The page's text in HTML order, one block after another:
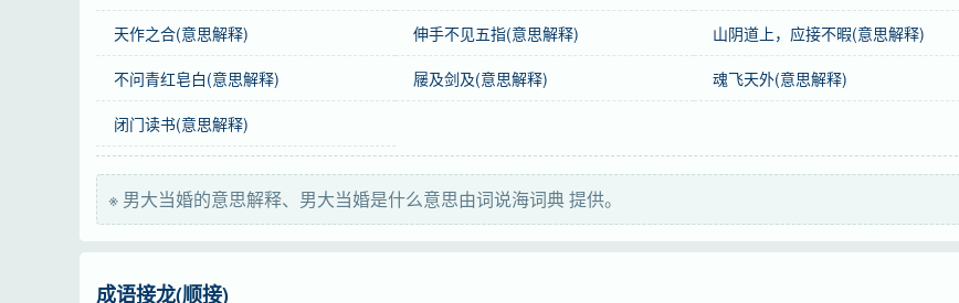
英语 a man should get married on coming of age
字义分解
nán
男
dà dài tài
大
dāng dàng
当
hūn
婚
天作之合(意思解释) 伸手不见五指(意思解释) 山阴道上，应接不暇(意思解释)
不问青红皂白(意思解释) 屦及剑及(意思解释) 魂飞天外(意思解释)
闭门读书(意思解释)
※ 男大当婚的意思解释、男大当婚是什么意思由词说海词典 提供。
成语接龙(顺接)